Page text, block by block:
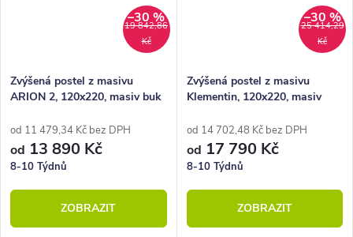
19 842,86
Kč
–30 %
Zvýšená postel z masivu
ARION 2, 120x220, masiv buk
od 11 479,34 Kč bez DPH
od 13 890 Kč
8-10 Týdnů
ZOBRAZIT
25 414,29
Kč
–30 %
Zvýšená postel z masivu
Klementin, 120x220, masiv
od 14 702,48 Kč bez DPH
od 17 790 Kč
8-10 Týdnů
ZOBRAZIT